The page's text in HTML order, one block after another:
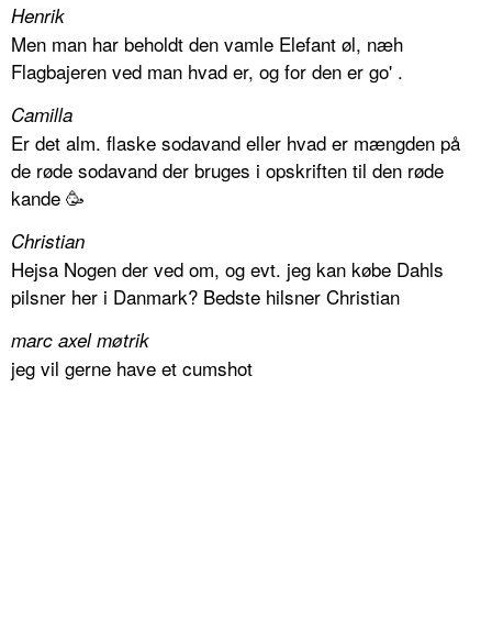
Henrik
Men man har beholdt den vamle Elefant øl, næh
Flagbajeren ved man hvad er, og for den er go' .
Camilla
Er det alm. flaske sodavand eller hvad er mængden på
de røde sodavand der bruges i opskriften til den røde
kande 🥳
Christian
Hejsa Nogen der ved om, og evt. jeg kan købe Dahls
pilsner her i Danmark? Bedste hilsner Christian
marc axel møtrik
jeg vil gerne have et cumshot